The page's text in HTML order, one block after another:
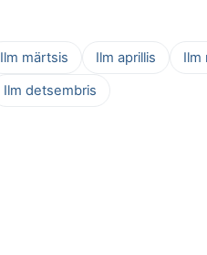
Ilm märtsis Ilm aprillis Ilm
Ilm detsembris